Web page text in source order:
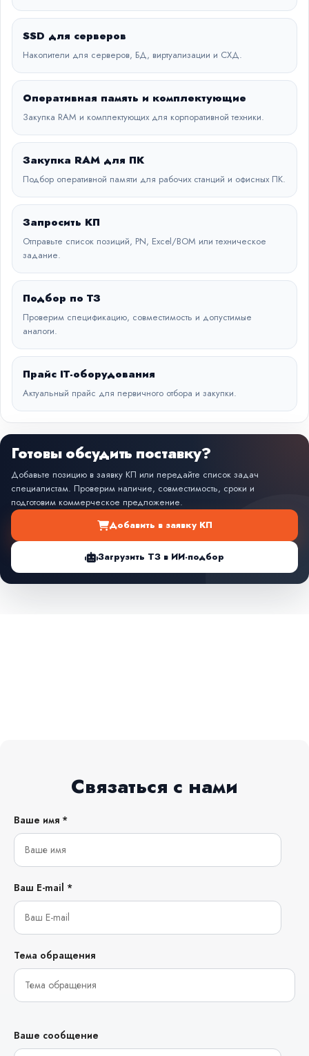
SSD для серверов
Накопители для серверов, БД, виртуализации и СХД.
Оперативная память и комплектующие
Закупка RAM и комплектующих для корпоративной техники.
Закупка RAM для ПК
Подбор оперативной памяти для рабочих станций и офисных ПК.
Запросить КП
Отправьте список позиций, PN, Excel/BOM или техническое
задание.
Подбор по ТЗ
Проверим спецификацию, совместимость и допустимые
аналоги.
Прайс IT-оборудования
Актуальный прайс для первичного отбора и закупки.
Готовы обсудить поставку?
Добавьте позицию в заявку КП или передайте список задач
специалистам. Проверим наличие, совместимость, сроки и
подготовим коммерческое предложение.
Добавить в заявку КП
Загрузить ТЗ в ИИ-подбор
Связаться с нами
Ваше имя *
Ваш E-mail *
Тема обращения
Ваше сообщение